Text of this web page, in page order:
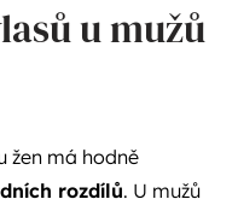
u mužů
žen má hodně
rozdílů. U mužů